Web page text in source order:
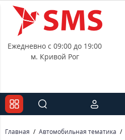
Ежедневно с 09:00 до 19:00
м. Кривой Рог
Главная Автомобильная тематика